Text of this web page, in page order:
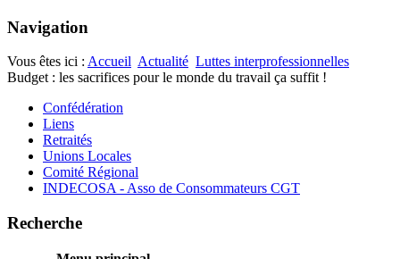
Navigation
Vous êtes ici : Accueil Actualité Luttes interprofessionnelles
Budget : les sacrifices pour le monde du travail ça suffit !
Confédération
Liens
Retraités
Unions Locales
Comité Régional
INDECOSA - Asso de Consommateurs CGT
Recherche